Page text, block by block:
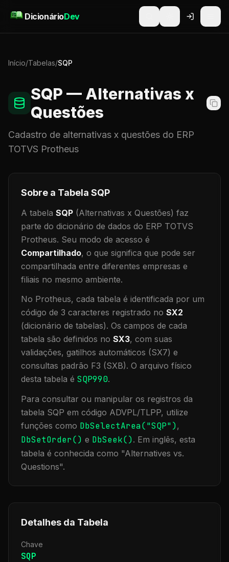
DicionárioDev
Início/Tabelas/SQP
SQP — Alternativas x
Questões
Cadastro de alternativas x questões do ERP
TOTVS Protheus
Sobre a Tabela SQP
A tabela SQP (Alternativas x Questões) faz
parte do dicionário de dados do ERP TOTVS
Protheus. Seu modo de acesso é
Compartilhado, o que significa que pode ser
compartilhada entre diferentes empresas e
filiais no mesmo ambiente.
No Protheus, cada tabela é identificada por um
código de 3 caracteres registrado no SX2
(dicionário de tabelas). Os campos de cada
tabela são definidos no SX3, com suas
validações, gatilhos automáticos (SX7) e
consultas padrão F3 (SXB). O arquivo físico
desta tabela é SQP990.
Para consultar ou manipular os registros da
tabela SQP em código ADVPL/TLPP, utilize
funções como DbSelectArea("SQP"),
DbSetOrder() e DbSeek(). Em inglês, esta
tabela é conhecida como "Alternatives vs.
Questions".
Detalhes da Tabela
Chave
SQP